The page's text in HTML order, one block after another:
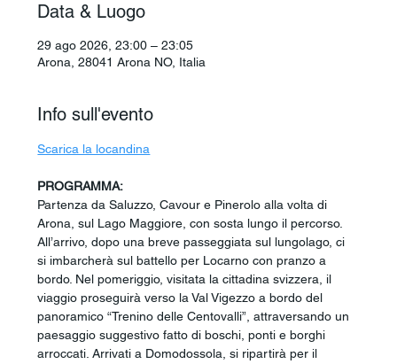
Data & Luogo
29 ago 2026, 23:00 – 23:05
Arona, 28041 Arona NO, Italia
Info sull'evento
Scarica la locandina
PROGRAMMA:
Partenza da Saluzzo, Cavour e Pinerolo alla volta di
Arona, sul Lago Maggiore, con sosta lungo il percorso.
All’arrivo, dopo una breve passeggiata sul lungolago, ci
si imbarcherà sul battello per Locarno con pranzo a
bordo. Nel pomeriggio, visitata la cittadina svizzera, il
viaggio proseguirà verso la Val Vigezzo a bordo del
panoramico “Trenino delle Centovalli”, attraversando un
paesaggio suggestivo fatto di boschi, ponti e borghi
arroccati. Arrivati a Domodossola, si ripartirà per il